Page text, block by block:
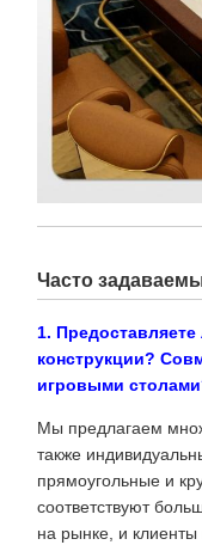
Часто
1.
конструкции?
игровыми
Мы предлагаем
также
прямоугольные и
соответствуют
на рынке, и клиенты